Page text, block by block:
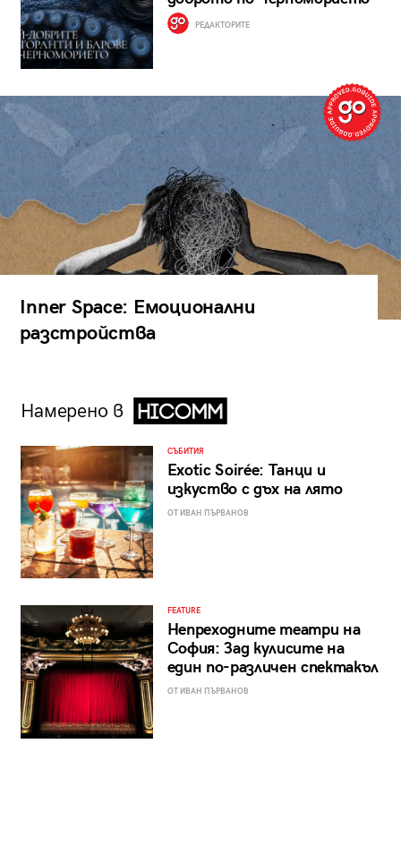
РЕДАКТОРИТЕ
Inner Space: Емоционални
разстройства
Намерено в
СЪБИТИЯ
Exotic Soirée: Танци и
изкуство с дъх на лято
ОТ ИВАН ПЪРВАНОВ
FEATURE
Непреходните театри на
София: Зад кулисите на
един по-различен спектакъл
ОТ ИВАН ПЪРВАНОВ